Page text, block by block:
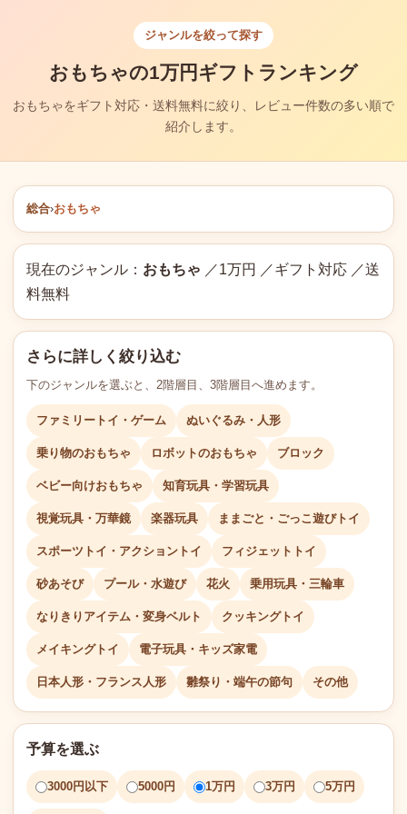
ジャンルを絞って探す
おもちゃの1万円ギフトランキング
おもちゃをギフト対応・送料無料に絞り、レビュー件数の多い順で
紹介します。
総合›おもちゃ
現在のジャンル： おもちゃ ／1万円 ／ギフト対応 ／送
料無料
さらに詳しく絞り込む
下のジャンルを選ぶと、2階層目、3階層目へ進めます。
ファミリートイ・ゲーム ぬいぐるみ・人形
乗り物のおもちゃ ロボットのおもちゃ ブロック
ベビー向けおもちゃ 知育玩具・学習玩具
視覚玩具・万華鏡 楽器玩具 ままごと・ごっこ遊びトイ
スポーツトイ・アクショントイ フィジェットトイ
砂あそび プール・水遊び 花火 乗用玩具・三輪車
なりきりアイテム・変身ベルト クッキングトイ
メイキングトイ 電子玩具・キッズ家電
日本人形・フランス人形 雛祭り・端午の節句 その他
予算を選ぶ
3000円以下 5000円 1万円 3万円 5万円